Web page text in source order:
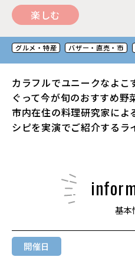
楽しむ
グルメ・特産 バザー・直売・市
カラフルでユニークなよこ
ぐって今が旬のおすすめ野
市内在住の料理研究家によ
シピを実演でご紹介するラ
基本
開催日